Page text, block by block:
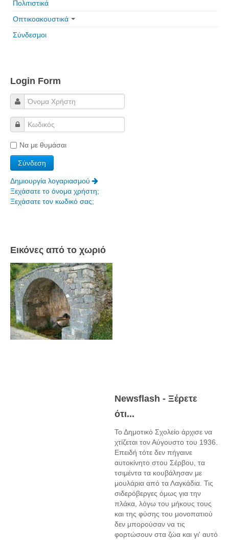
Πολιτιστικά
Οπτικοακουστικά
Σύνδεσμοι
Login Form
Να με θυμάσαι
Δημιουργία λογαριασμού
Ξεχάσατε το όνομα χρήστη;
Ξεχάσατε τον κωδικό σας;
Εικόνες από το χωριό
Newsflash - Ξέρετε
ότι...
Το Δημοτικό Σχολείο άρχισε να
χτίζεται τον Αύγουστο του 1936.
Επειδή τότε δεν πήγαινε
αυτοκίνητο στου Σέρβου, τα
τσιμέντα τα κουβάλησαν με
μουλάρια από τα Λαγκάδια. Τις
σιδερόβεργες όμως για την
πλάκα, λόγω του μήκους τους
και της φύσης του μονοπατιού
δεν μπορούσαν να τις
φορτώσουν στα ζώα και γι' αυτό